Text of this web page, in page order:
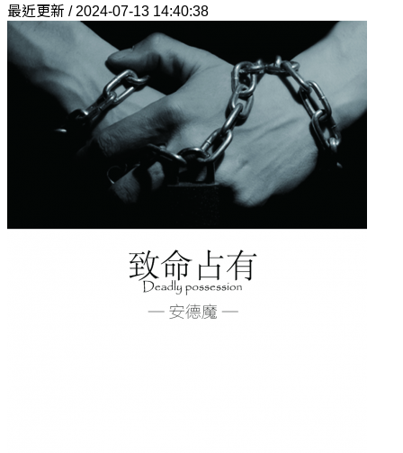
最近更新 / 2024-07-13 14:40:38